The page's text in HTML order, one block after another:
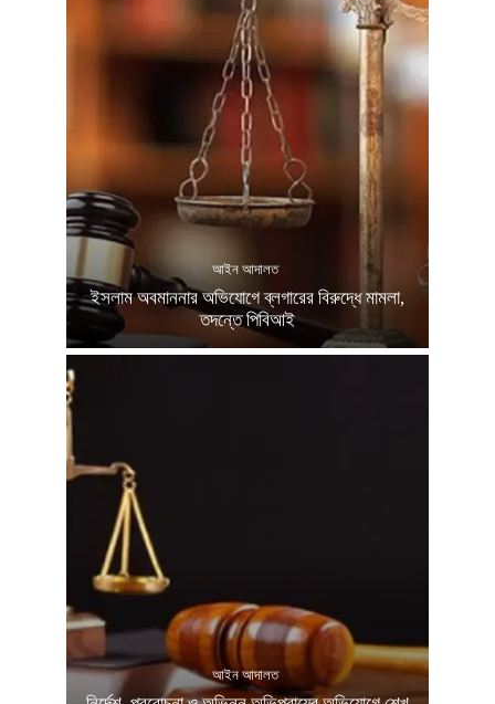
আইন আদালত
ইসলাম অবমাননার অভিযোগে ব্লগারের বিরুদ্ধে মামলা,
তদন্তে পিবিআই
আইন আদালত